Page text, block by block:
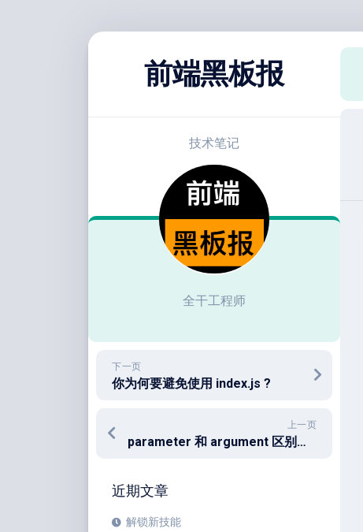
前端黑板报
技术笔记
全干工程师
下一页
你为何要避免使用 index.js ?
上一页
parameter 和 argument 区别和联系
近期文章
解锁新技能